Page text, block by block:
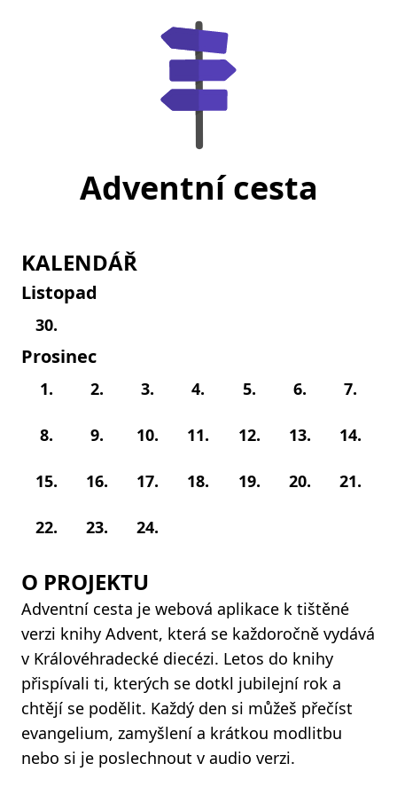
Adventní cesta
KALENDÁŘ
Listopad
30.
Prosinec
1. 2. 3. 4. 5. 6. 7.
8. 9. 10. 11. 12. 13. 14.
15. 16. 17. 18. 19. 20. 21.
22. 23. 24.
O PROJEKTU
Adventní cesta je webová aplikace k tištěné
verzi knihy Advent, která se každoročně vydává
v Královéhradecké diecézi. Letos do knihy
přispívali ti, kterých se dotkl jubilejní rok a
chtějí se podělit. Každý den si můžeš přečíst
evangelium, zamyšlení a krátkou modlitbu
nebo si je poslechnout v audio verzi.